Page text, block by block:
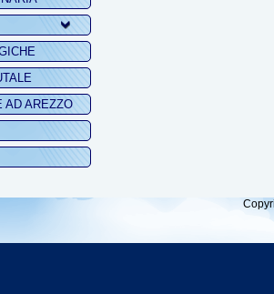
AD AREZZO